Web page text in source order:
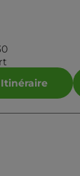
Itinéraire